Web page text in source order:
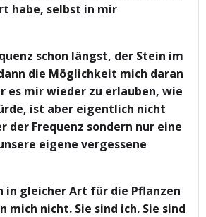
habe, selbst in mir
schon längst, der Stein im
die Möglichkeit mich daran
es mir wieder zu erlauben, wie
ist aber eigentlich nicht
der Frequenz sondern nur eine
eigene vergessene
in gleicher Art für die Pflanzen
mich nicht. Sie sind ich. Sie sind